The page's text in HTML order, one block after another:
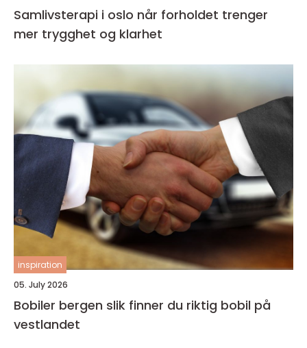
Samlivsterapi i oslo når forholdet trenger
mer trygghet og klarhet
inspiration
05. July 2026
Bobiler bergen slik finner du riktig bobil på
vestlandet